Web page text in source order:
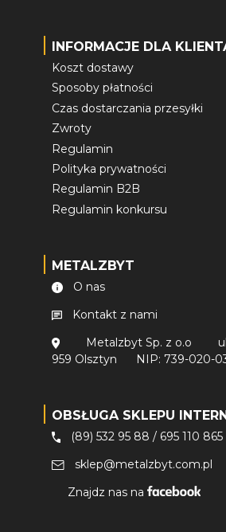
INFORMACJE DLA
Koszt dostawy
Sposoby płatności
Czas dostarczania przesyłki
Zwroty
Regulamin
Polityka prywatności
Regulamin B2B
Regulamin konkursu
METALZBYT
O nas
Kontakt z nami
Metalzbyt Sp. z o.o
959 Olsztyn
NIP: 739-020-
OBSŁUGA SKLEPU
(89) 532 95 88 / 695 110 865
sklep@metalzbyt.com.pl
Znajdz nas na